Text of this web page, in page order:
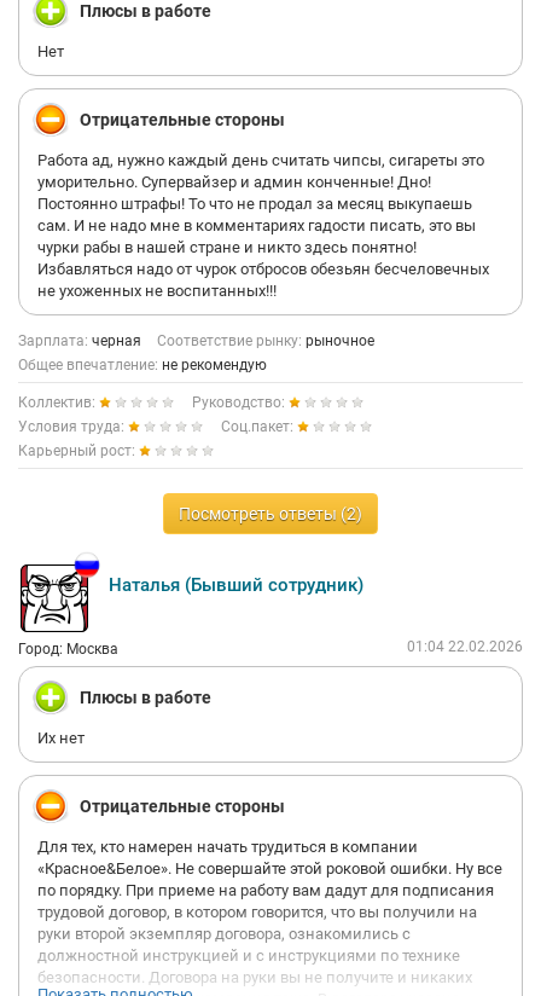
Плюсы в работе
Нет
Отрицательные стороны
Работа ад, нужно каждый день считать чипсы, сигареты это
уморительно. Супервайзер и админ конченные! Дно!
Постоянно штрафы! То что не продал за месяц выкупаешь
сам. И не надо мне в комментариях гадости писать, это вы
чурки рабы в нашей стране и никто здесь понятно!
Избавляться надо от чурок отбросов обезьян бесчеловечных
не ухоженных не воспитанных!!!
Зарплата: черная Соответствие рынку: рыночное
Общее впечатление: не рекомендую
Коллектив:
Руководство:
Условия труда:
Соц.пакет:
Карьерный рост:
Посмотреть ответы (2)
Наталья (Бывший сотрудник)
Город: Москва 01:04 22.02.2026
Плюсы в работе
Их нет
Отрицательные стороны
Для тех, кто намерен начать трудиться в компании
«Красное&Белое». Не совершайте этой роковой ошибки. Ну все
по порядку. При приеме на работу вам дадут для подписания
трудовой договор, в котором говорится, что вы получили на
руки второй экземпляр договора, ознакомились с
должностной инструкцией и с инструкциями по технике
безопасности. Договора на руки вы не получите и никаких